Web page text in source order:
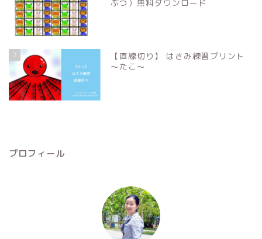
ぶつ）無料ダウンロード
7
【直線切り】 はさみ練習プリント
〜たこ〜
プロフィール